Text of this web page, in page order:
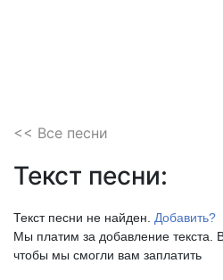
<< Все песни
Текст песни:
Текст песни не найден. Добавить?
Мы платим за добавление текста.
чтобы мы смогли вам заплатить